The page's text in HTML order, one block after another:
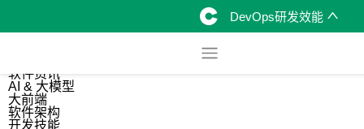
DevOps研发效能
软件资讯
AI & 大模型
大前端
软件架构
开发技能